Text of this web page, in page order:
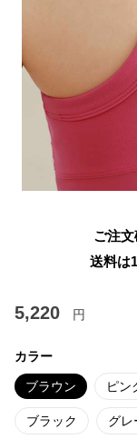
ご注
送料は
5,220 円
カラー
ブラウン ピン
ブラック グレ